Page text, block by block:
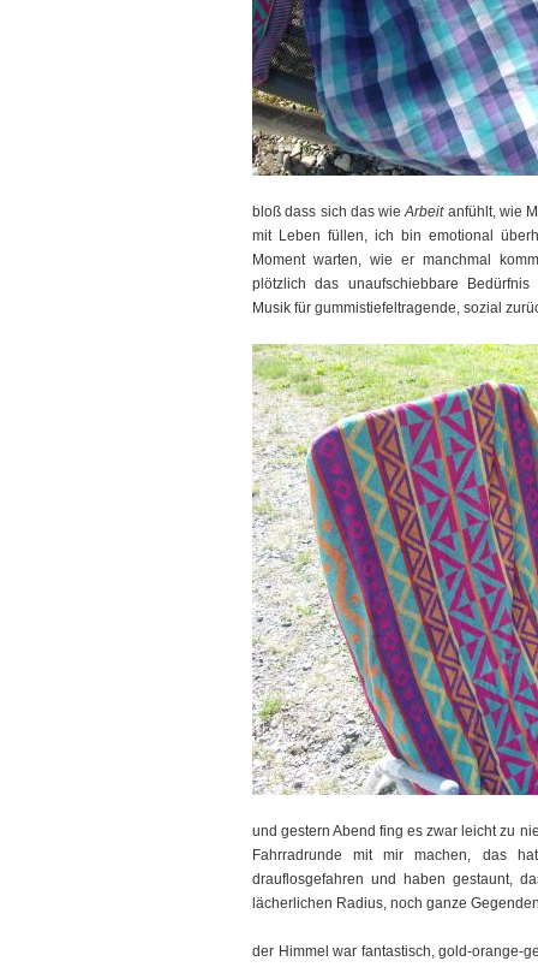
bloß dass sich das wieArbeitanfühlt, wie
mit Leben füllen, ich bin emotional
Moment warten, wie er manchmal
plötzlich das unaufschiebbare
Musik für gummistiefeltragende, sozial
und gestern Abend fing es zwar leicht zu
Fahrradrunde mit mir machen, das
drauflosgefahren und haben gestaunt,
lächerlichen Radius, noch ganze
der Himmel war fantastisch, gold-orange-